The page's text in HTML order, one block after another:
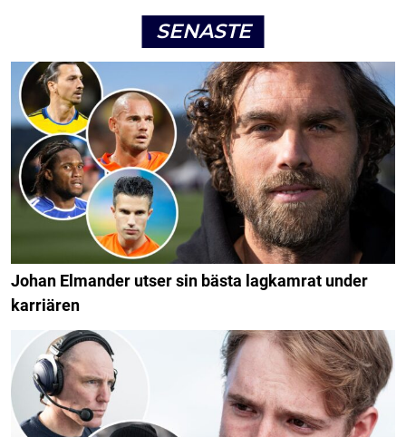
SENASTE
Johan Elmander utser sin bästa lagkamrat under
karriären